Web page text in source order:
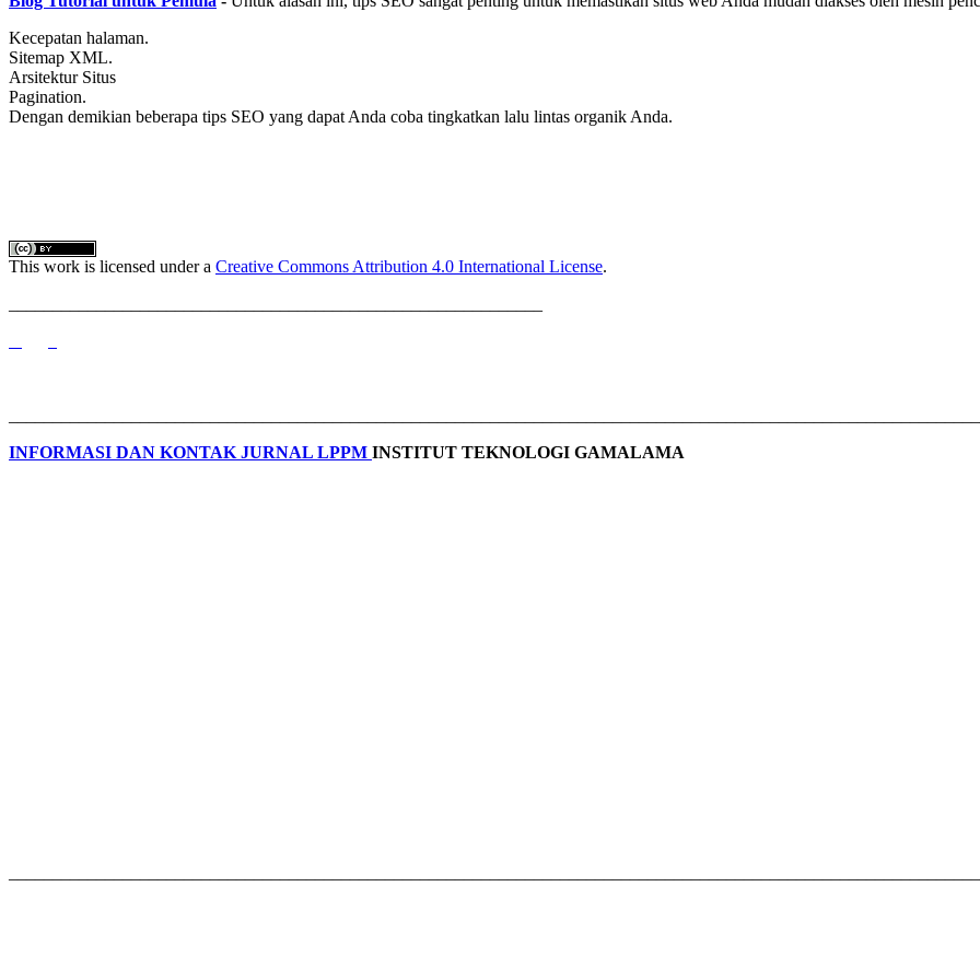
Kecepatan halaman.
Sitemap XML.
Arsitektur Situs
Pagination.
Dengan demikian beberapa tips SEO yang dapat Anda coba tingkatkan lalu lintas organik Anda.
This work is licensed under a Creative Commons Attribution 4.0 International License.
INFORMASI DAN KONTAK JURNAL LPPM INSTITUT TEKNOLOGI GAMALAMA